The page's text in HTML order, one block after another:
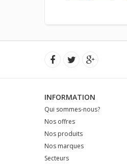
INFORMATION
Qui sommes-nous?
Nos offres
Nos produits
Nos marques
Secteurs